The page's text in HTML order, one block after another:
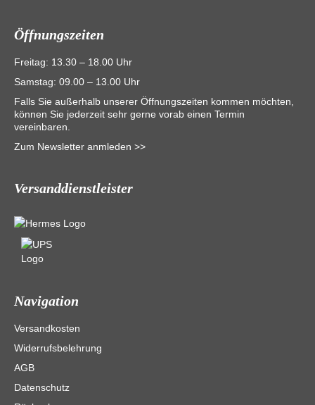
Öffnungszeiten
Freitag: 13.30 – 18.00 Uhr
Samstag: 09.00 – 13.00 Uhr
Falls Sie außerhalb unserer Öffnungszeiten kommen möchten,
können Sie jederzeit sehr gerne vorab einen Termin
vereinbaren.
Zum Newsletter anmleden >>
Versanddienstleister
Navigation
Versandkosten
Widerrufsbelehrung
AGB
Datenschutz